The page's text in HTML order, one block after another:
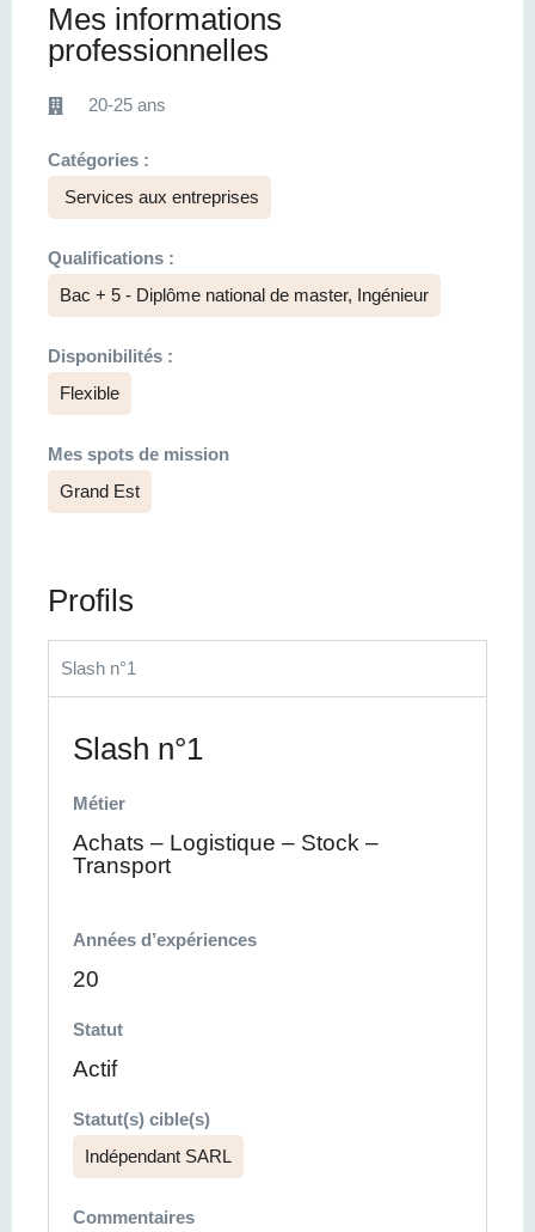
Mes informations
professionnelles
20-25 ans
Catégories :
Services aux entreprises
Qualifications :
Bac + 5 - Diplôme national de master, Ingénieur
Disponibilités :
Flexible
Mes spots de mission
Grand Est
Profils
Slash n°1
Slash n°1
Métier
Achats – Logistique – Stock –
Transport
Années d’expériences
20
Statut
Actif
Statut(s) cible(s)
Indépendant SARL
Commentaires